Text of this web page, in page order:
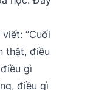
“Cuối
thật, điều
gì
điều gì